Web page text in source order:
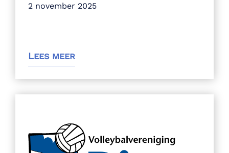
2 november 2025
Lees meer